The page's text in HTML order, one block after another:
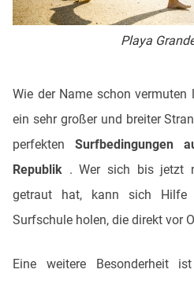
Playa
Wie der Name schon vermuten
ein sehr großer und breiter
perfektenSurfbedingungen
Republik . Wer sich bis jetzt
getraut hat, kann sich Hilfe
Surfschule holen, die direkt vor
Eine weitere Besonderheit